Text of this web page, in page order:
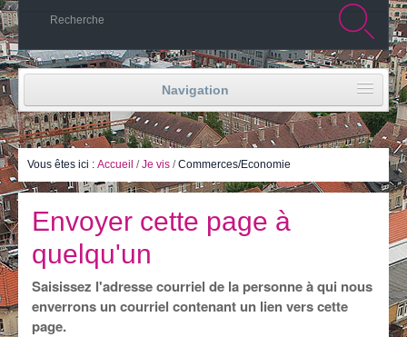
Navigation
Accueil
Vie politique
Je visite
Publications
Vous êtes ici : Accueil /Je vis /Commerces/Economie
Envoyer cette page à
quelqu'un
Saisissez l'adresse courriel de la personne à qui nous
enverrons un courriel contenant un lien vers cette
page.